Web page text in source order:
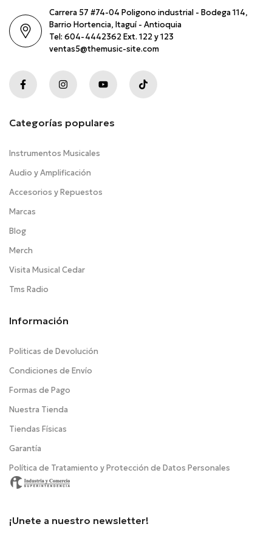
Carrera 57 #74-04 Poligono industrial - Bodega 114,
Barrio Hortencia, Itaguí - Antioquia
Tel: 604-4442362 Ext. 122 y 123
ventas5@themusic-site.com
Categorías populares
Instrumentos Musicales
Audio y Amplificación
Accesorios y Repuestos
Marcas
Blog
Merch
Visita Musical Cedar
Tms Radio
Información
Politicas de Devolución
Condiciones de Envío
Formas de Pago
Nuestra Tienda
Tiendas Físicas
Garantía
Política de Tratamiento y Protección de Datos Personales
¡Unete a nuestro newsletter!